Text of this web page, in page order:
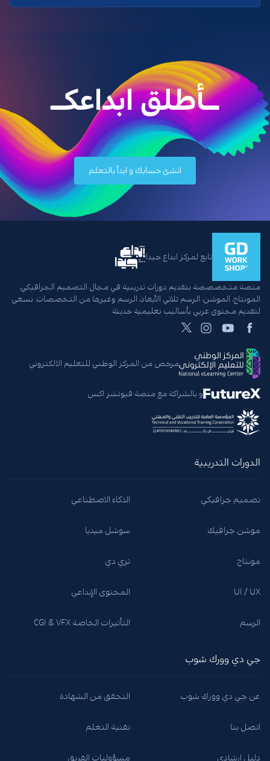
ــأطلق ابداعكــ
انشئ حسابك و ابدأ بالتعلم
تابع لمركز ابداع جيدا
منصة متخصصصة بتقديم دورات تدريبية في مجال التصميم الجرافيكي،
المونتاج، الموشن، الرسم ثلاثي الأبعاد، الرسم وغيرها من التخصصات. نسعى
لتقديم محتوى عربي بأساليب تعليمية حديثة
مرخص من المركز الوطني للتعليم الالكتروني
و بالشراكة مع منصة فيوتشر اكس
الدورات التدريبية
تصميم جرافيكي
الذكاء الاصطناعي
موشن جرافيك
سوشل ميديا
مونتاج
ثري دي
UI / UX
المحتوى الإبداعي
الرسم
التأثيرات الخاصة CGI & VFX
جي دي وورك شوب
عن جي دي وورك شوب
التحقق من الشهادة
اتصل بنا
تقنية التعلم
دليل ارشادي
مسؤوليات الفريق